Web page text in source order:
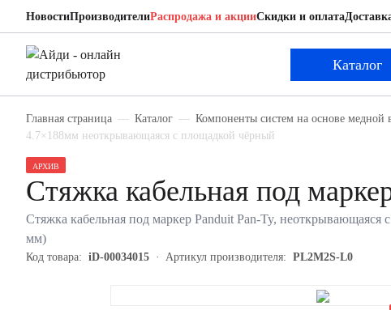
НовостиПроизводителиРаспродажа и акцииСкидки и оплата
Каталог
Главная страница Каталог Компоненты систем на основе медной
4.7×188мм неоткрывающаяся с площадкой чёрный
АРХИВ
Стяжка кабельная под
Стяжка кабельная под маркер Panduit Pan-Ty,
мм)
Код товара: iD-00034015 Артикул производителя: PL2M2S-L0
Panduit PL2M2S-L0
Стяжка кабельная под маркер